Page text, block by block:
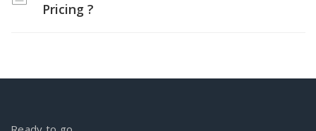
Pricing ?